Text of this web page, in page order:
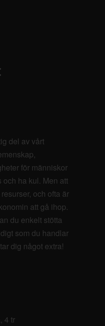
del av vårt
för människor
ha kul. Men att
och ofta är
att gå ihop.
du enkelt stötta
som du handlar
dig något extra!
4 tr